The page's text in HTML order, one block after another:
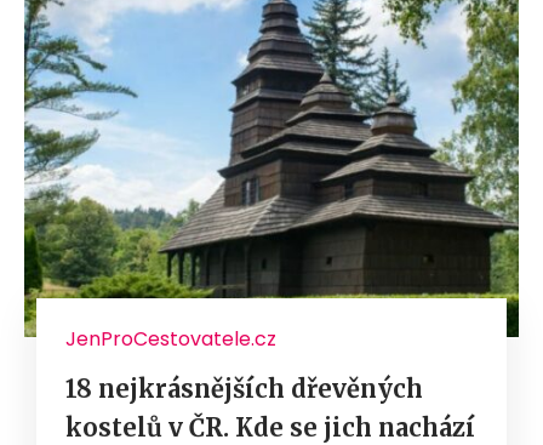
JenProCestovatele.cz
18 nejkrásnějších dřevěných
kostelů v ČR. Kde se jich nachází